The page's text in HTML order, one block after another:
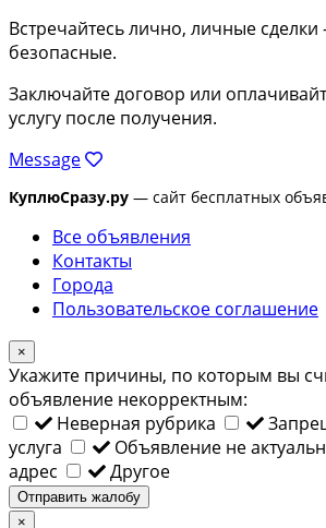
Встречайтесь лично, личные
безопасные.
Заключайте договор или
услугу после получения.
Message
КуплюСразу.ру — сайт бесплатных
Все объявления
Контакты
Города
Пользовательское соглашение
×
Укажите причины, по которым вы
объявление некорректным:
Неверная рубрика
услуга
Объявление не
адрес
Другое
Отправить жалобу
×